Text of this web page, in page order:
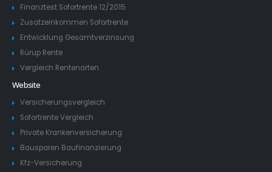
Finanztest Sofortrente 12/2015
Zusatzeinkommen Sofortrente
Entwicklung Gesamtverzinsung
Rürup Rente
Vergleich Rentenarten
Website
Versicherungsvergleich
Sofortrente Vergleich
Private Krankenversicherung
Bausparen Baufinanzierung
Kfz-Versicherung